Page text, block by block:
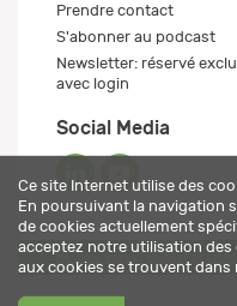
Prendre contact
S'abonner au podcast
Newsletter: réservé
avec login
Social Media
Ce site Internet utilise des
En poursuivant la navigation
de cookies actuellement
acceptez notre utilisation des
aux cookies se trouvent dans